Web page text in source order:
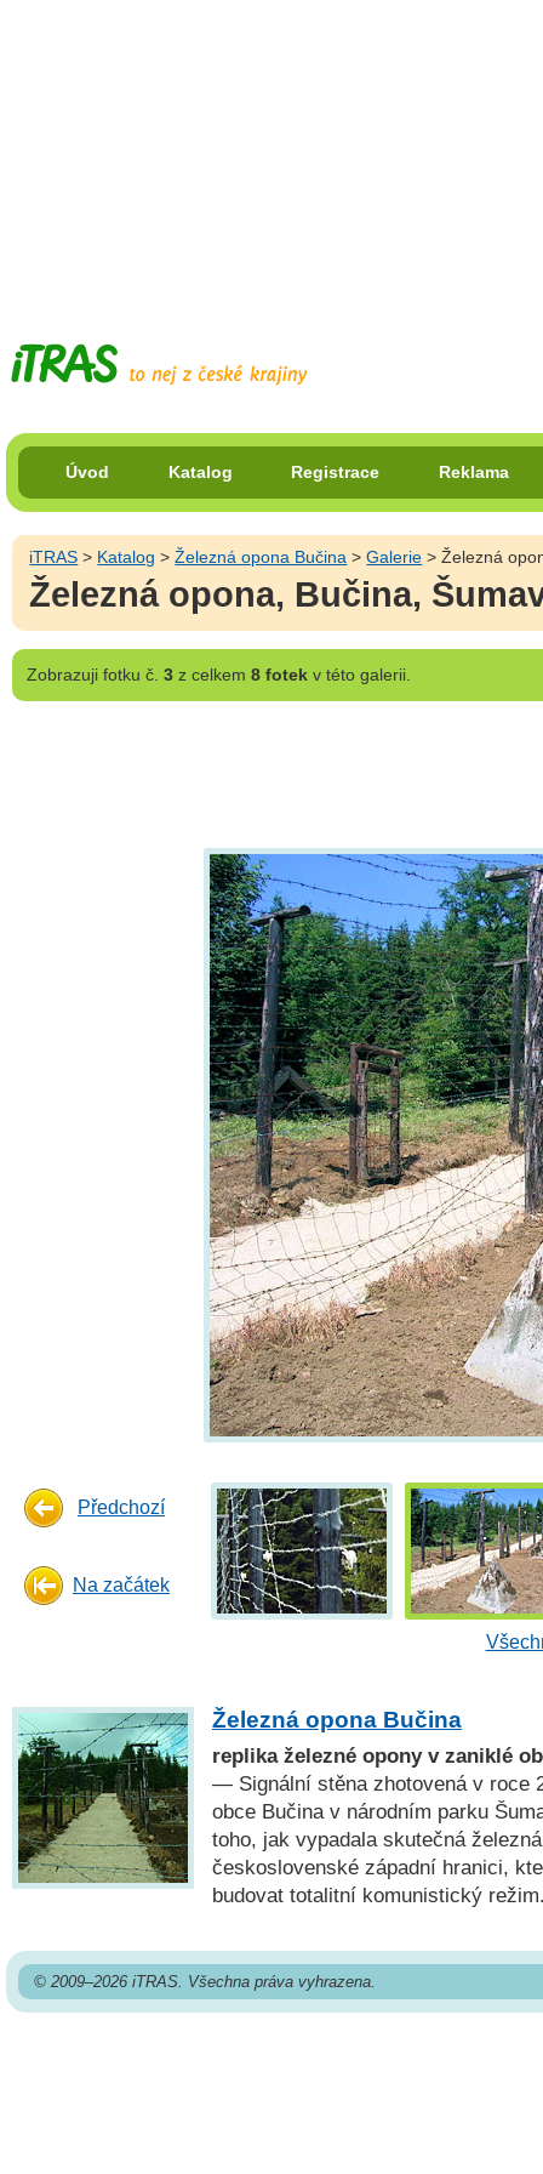
Úvod Katalog Registrace Reklama
iTRAS > Katalog >Železná opona Bučina >Galerie > Železná
Železná opona, Bučina,
Zobrazujifotku č. 3z celkem 8 fotekv této galerii.
Předchozí
Na začátek
Železná opona Bučina
replika železné opony v zaniklé
— Signální stěna zhotovená v roce
obce Bučina v národním parku
toho, jak vypadala skutečná
československé západní hranici,
budovat totalitní komunistický
© 2009–2026 iTRAS. Všechna práva vyhrazena.